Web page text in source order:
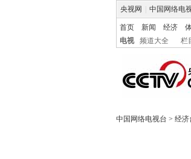
央视网 中国网络电
首页 新闻 经济
电视
频道大全 栏
中国网络电视台 > 经济